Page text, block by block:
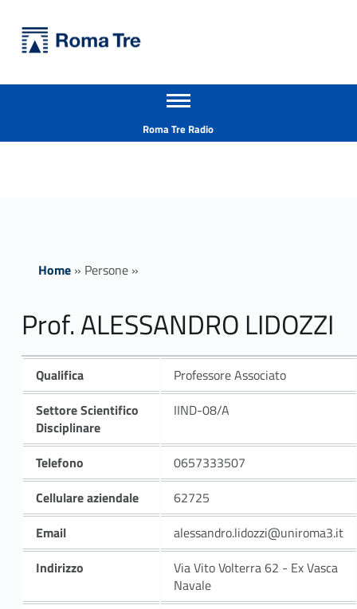
Prof. ALESSANDRO LIDOZZI - Università Roma Tre
Apri il menu secondario
Roma Tre Radio
Home» Persone»
Prof. ALESSANDRO LIDOZZI
Qualifica
Professore Associato
Settore Scientifico
Disciplinare
IIND-08/A
Telefono
0657333507
Cellulare aziendale
62725
Email
alessandro.lidozzi@uniroma3.it
Indirizzo
Via Vito Volterra 62 - Ex Vasca
Navale